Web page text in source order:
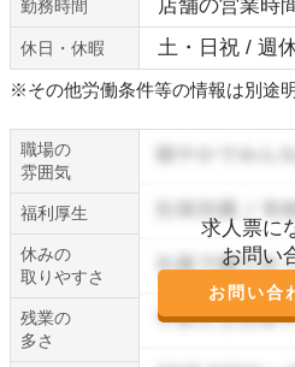
勤務時間 店舗の営業時
休日・休暇 土・日祝 / 週
※その他労働条件等の情報は別途明
職場の
雰囲気
求人票に
お問い
お問い合
福利厚生
休みの
取りやすさ
残業の
多さ